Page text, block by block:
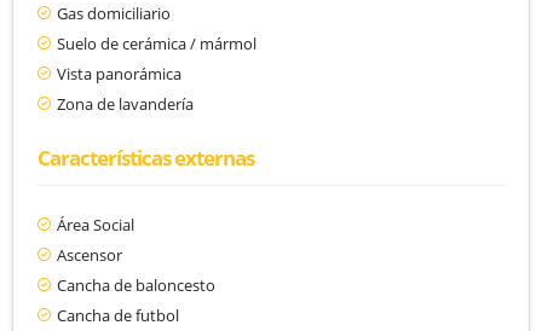
Gas domiciliario
Suelo de cerámica / mármol
Vista panorámica
Zona de lavandería
Características externas
Área Social
Ascensor
Cancha de baloncesto
Cancha de futbol